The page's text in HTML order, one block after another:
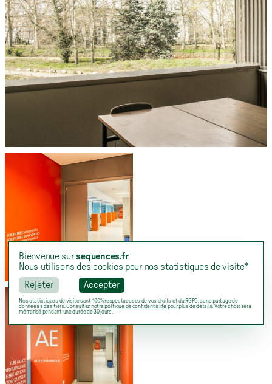
Bienvenue sursequences.fr
Nous utilisons des cookies pour nos statistiques de visite*
Rejeter
Accepter
Nos statistiques de visite sont 100% respectueuses de vos droits et du RGPD, sans partage de
données à des tiers. Consultez notrepolitique de confidentialité pour plus de détails. Votre choix sera
mémorisé pendant une durée de 30 jours.